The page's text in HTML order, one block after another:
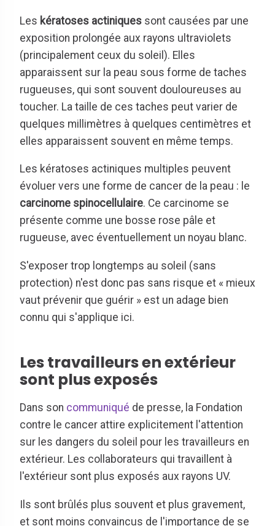
Les kératoses actiniques sont causées par une
exposition prolongée aux rayons ultraviolets
(principalement ceux du soleil). Elles
apparaissent sur la peau sous forme de taches
rugueuses, qui sont souvent douloureuses au
toucher. La taille de ces taches peut varier de
quelques millimètres à quelques centimètres et
elles apparaissent souvent en même temps.
Les kératoses actiniques multiples peuvent
évoluer vers une forme de cancer de la peau : le
carcinome spinocellulaire. Ce carcinome se
présente comme une bosse rose pâle et
rugueuse, avec éventuellement un noyau blanc.
S'exposer trop longtemps au soleil (sans
protection) n'est donc pas sans risque et « mieux
vaut prévenir que guérir » est un adage bien
connu qui s'applique ici.
Les travailleurs en extérieur
sont plus exposés
Dans son communiqué de presse, la Fondation
contre le cancer attire explicitement l'attention
sur les dangers du soleil pour les travailleurs en
extérieur. Les collaborateurs qui travaillent à
l'extérieur sont plus exposés aux rayons UV.
Ils sont brûlés plus souvent et plus gravement,
et sont moins convaincus de l'importance de se